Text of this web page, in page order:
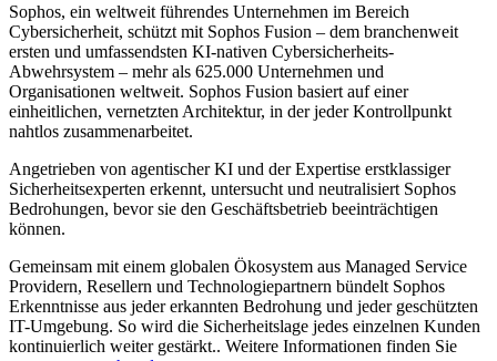
Sophos, ein weltweit führendes Unternehmen im Bereich
Cybersicherheit, schützt mit Sophos Fusion – dem branchenweit
ersten und umfassendsten KI-nativen Cybersicherheits-
Abwehrsystem – mehr als 625.000 Unternehmen und
Organisationen weltweit. Sophos Fusion basiert auf einer
einheitlichen, vernetzten Architektur, in der jeder Kontrollpunkt
nahtlos zusammenarbeitet.
Angetrieben von agentischer KI und der Expertise erstklassiger
Sicherheitsexperten erkennt, untersucht und neutralisiert Sophos
Bedrohungen, bevor sie den Geschäftsbetrieb beeinträchtigen
können.
Gemeinsam mit einem globalen Ökosystem aus Managed Service
Providern, Resellern und Technologiepartnern bündelt Sophos
Erkenntnisse aus jeder erkannten Bedrohung und jeder geschützten
IT-Umgebung. So wird die Sicherheitslage jedes einzelnen Kunden
kontinuierlich weiter gestärkt.. Weitere Informationen finden Sie